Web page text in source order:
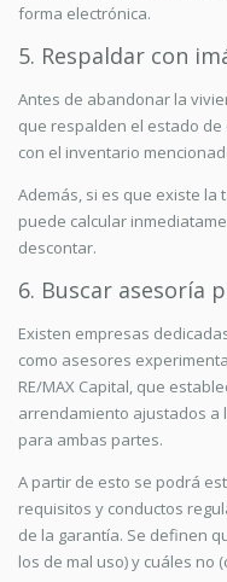
forma electrónica.
5. Respaldar con
Antes de abandonar la
que respalden el estado
con el inventario
Además, si es que existe
puede calcular
descontar.
6. Buscar asesoría
Existen empresas
como asesores
RE/MAX Capital, que
arrendamiento ajustados a
para ambas partes.
A partir de esto se podrá
requisitos y conductos
de la garantía. Se definen
los de mal uso) y cuáles no